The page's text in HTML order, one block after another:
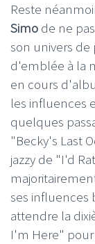
Reste
Simo de ne
son univers de
d'emblée à la
en cours
les influences
quelques
"Becky's Last
jazzy de "I'd
ses influences
attendre la
I'm Here"